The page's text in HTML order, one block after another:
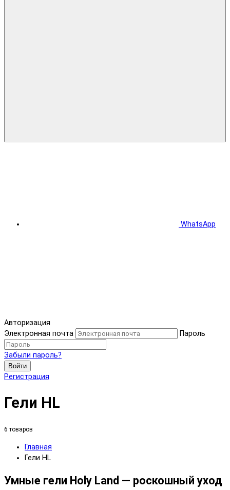
WhatsApp
Авторизация
Электронная почта
Пароль
Забыли пароль?
Войти
Регистрация
Гели HL
6 товаров
Главная
Гели HL
Умные гели Holy Land — роскошный уход